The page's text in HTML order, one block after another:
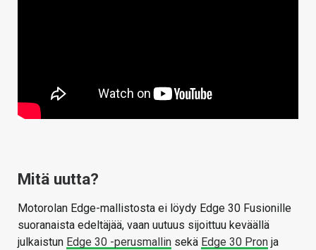
Mitä uutta?
Motorolan Edge-mallistosta ei löydy Edge 30 Fusionille
suoranaista edeltäjää, vaan uutuus sijoittuu keväällä
julkaistun Edge 30 -perusmallin sekä Edge 30 Pron ja